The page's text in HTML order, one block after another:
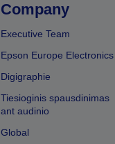
Company
Executive Team
Epson Europe Electronics
Digigraphie
Tiesioginis spausdinimas
ant audinio
Global